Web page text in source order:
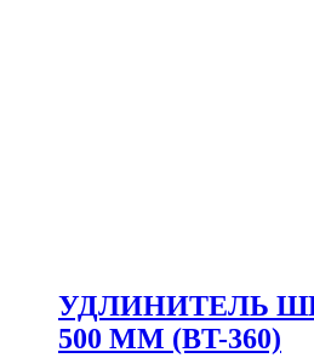
УДЛИНИТЕЛЬ
500 ММ (BT-360)